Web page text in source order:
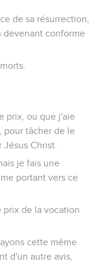
de sa résurrection,
devenant conforme
prix, ou que j'aie
pour tâcher de le
Christ.
je fais une
portant vers ce
prix de la vocation
cette même
d'un autre avis,